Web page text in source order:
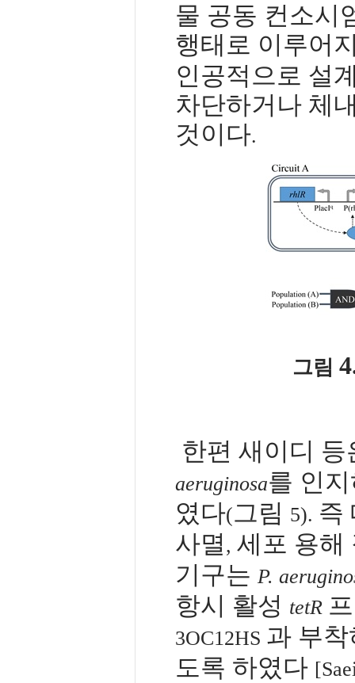
물 공동 컨소시
행태로 이루어
인공적으로 설
차단하거나 체
것이다.
그림
한편 새이디
aeruginosa를 인
였다(그림 5). 즉
사멸 , 세포 용해
기구는 P.
항시 활성 tetR
3OC12HS 과 부
도록 하였다